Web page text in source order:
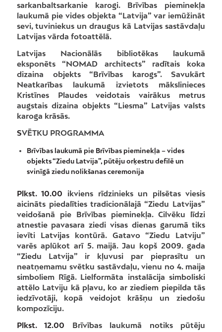
sarkanbaltsarkanie karogi. Brīvības pieminekļa
laukumā pie vides objekta “Latvija” var iemūžināt
sevi, tuviniekus un draugus kā Latvijas sastāvdaļu
Latvijas vārda fotoattēlā.
Latvijas Nacionālās bibliotēkas laukumā
eksponēts “NOMAD architects” radītais koka
dizaina objekts “Brīvības karogs”. Savukārt
Neatkarības laukumā izvietots mākslinieces
Kristīnes Plaudes veidotais vairākus metrus
augstais dizaina objekts “Liesma” Latvijas valsts
karoga krāsās.
SVĒTKU PROGRAMMA
Brīvības laukumā pie Brīvības pieminekļa – vides
objekts “Ziedu Latvija”, pūtēju orķestru defilē un
svinīgā ziedu nolikšanas ceremonija
Plkst. 10.00 ikviens rīdzinieks un pilsētas viesis
aicināts piedalīties tradicionālajā “Ziedu Latvijas”
veidošanā pie Brīvības pieminekļa. Cilvēku līdzi
atnestie pavasara ziedi visas dienas garumā tiks
ievīti Latvijas kontūrā. Gatavo “Ziedu Latviju”
varēs aplūkot arī 5. maijā. Jau kopš 2009. gada
“Ziedu Latvija” ir kļuvusi par pieprasītu un
neatņemamu svētku sastāvdaļu, vienu no 4. maija
simboliem Rīgā. Lielformāta instalācija simboliski
attēlo Latviju kā pļavu, ko ar ziediem piepilda tās
iedzīvotāji, kopā veidojot krāšņu un ziedošu
kompozīciju.
Plkst. 12.00 Brīvības laukumā notiks pūtēju